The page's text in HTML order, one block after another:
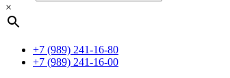
×
+7 (989) 241-16-80
+7 (989) 241-16-00